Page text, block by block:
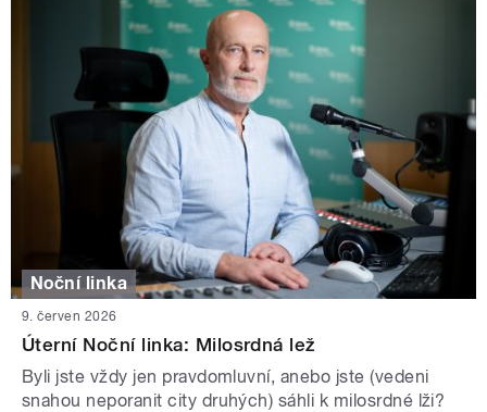
Noční linka
9. červen 2026
Úterní Noční linka: Milosrdná lež
Byli jste vždy jen pravdomluvní, anebo jste (vedeni
snahou neporanit city druhých) sáhli k milosrdné lži?